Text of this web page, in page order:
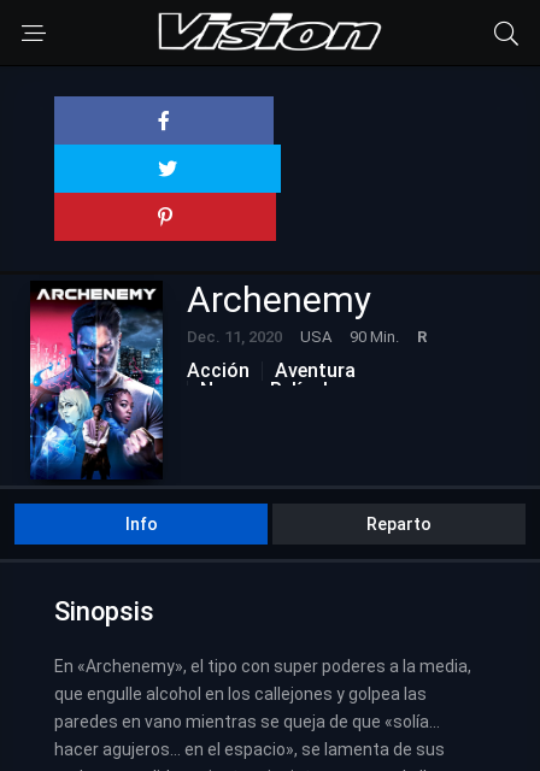
Archenemy
Dec. 11, 2020 USA 90 Min. R
Acción
Aventura
Nuevas Películas
Info Reparto
Sinopsis
En «Archenemy», el tipo con super poderes a la media,
que engulle alcohol en los callejones y golpea las
paredes en vano mientras se queja de que «solía…
hacer agujeros… en el espacio», se lamenta de sus